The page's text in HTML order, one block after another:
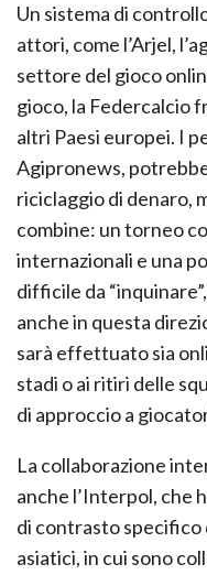
Un sistema di
attori, come l’Arjel,
settore del gioco
gioco, la Federcalcio
altri Paesi europei. I
Agipronews,
riciclaggio di denaro,
combine: un torneo
internazionali e una
difficile da
anche in questa
sarà effettuato sia
stadi o ai ritiri delle
di approccio a
La collaborazione
anche l’Interpol, che
di contrasto specifico
asiatici, in cui sono